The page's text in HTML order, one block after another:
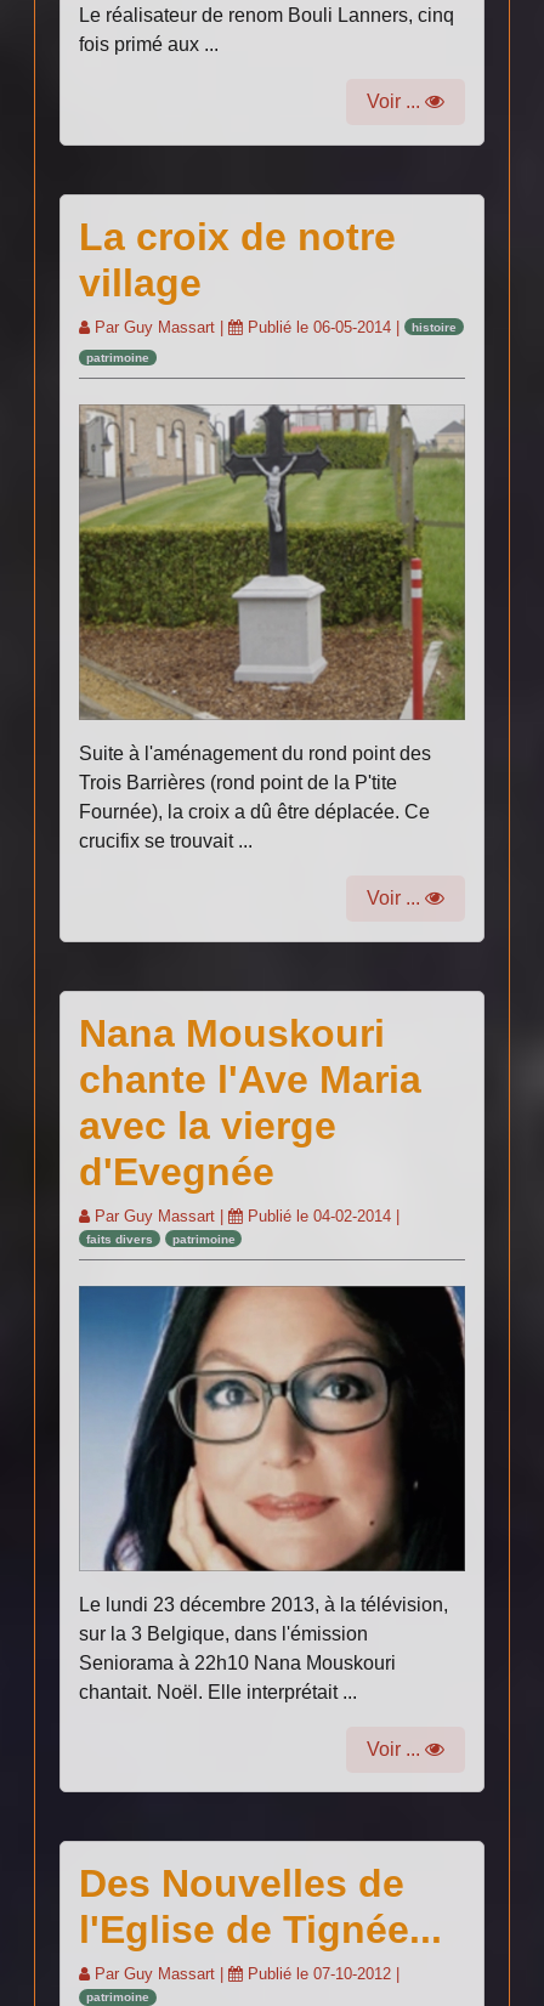
Le réalisateur de renom Bouli Lanners, cinq
fois primé aux ...
Voir ...
La croix de notre
village
ParGuy Massart | Publié le06-05-2014 | histoire
patrimoine
Suite à l'aménagement du rond point des
Trois Barrières (rond point de la P'tite
Fournée), la croix a dû être déplacée. Ce
crucifix se trouvait ...
Voir ...
Nana Mouskouri
chante l'Ave Maria
avec la vierge
d'Evegnée
ParGuy Massart | Publié le04-02-2014
faits divers patrimoine
Le lundi 23 décembre 2013, à la télévision,
sur la 3 Belgique, dans l'émission
Seniorama à 22h10 Nana Mouskouri
chantait. Noël. Elle interprétait ...
Voir ...
Des Nouvelles de
l'Eglise de Tignée...
ParGuy Massart | Publié le07-10-2012
patrimoine